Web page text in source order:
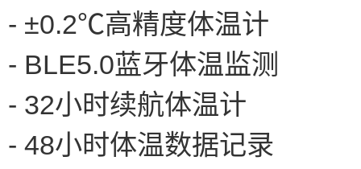
- ±0.2℃高精度体温计
- BLE5.0蓝牙体温监测
- 32小时续航体温计
- 48小时体温数据记录